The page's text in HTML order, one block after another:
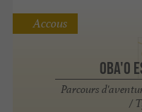
OBA'O
Parcours
/
Accous